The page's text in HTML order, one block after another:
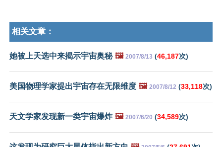
相关文章：
她被上天选中来揭示宇宙奥秘 🖼️ 2007/8/13 (46,187次)
美国物理学家提出宇宙存在无限维度 🖼️ 2007/8/12 (33,118次)
天文学家发现新一类宇宙爆炸 🖼️ 2007/6/20 (34,589次)